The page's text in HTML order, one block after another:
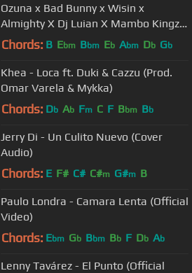
Ozuna x Bad Bunny x Wisin x
Almighty X Dj Luian X Mambo Kingz -
Solita
Chords: B Ebm Bbm Eb Abm Db Gb
Khea - Loca ft. Duki & Cazzu (Prod.
Omar Varela & Mykka)
Chords: Db Ab Fm C F Bbm Bb
Jerry Di - Un Culito Nuevo (Cover
Audio)
Chords: E F# C# C#m G#m B
Paulo Londra - Camara Lenta (Official
Video)
Chords: Ebm Gb Bbm Bb F Db Ab
Lenny Tavárez - El Punto (Official